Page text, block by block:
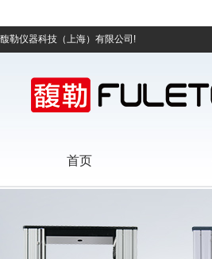
馥勒仪器科技（上海）有限公司!
首页